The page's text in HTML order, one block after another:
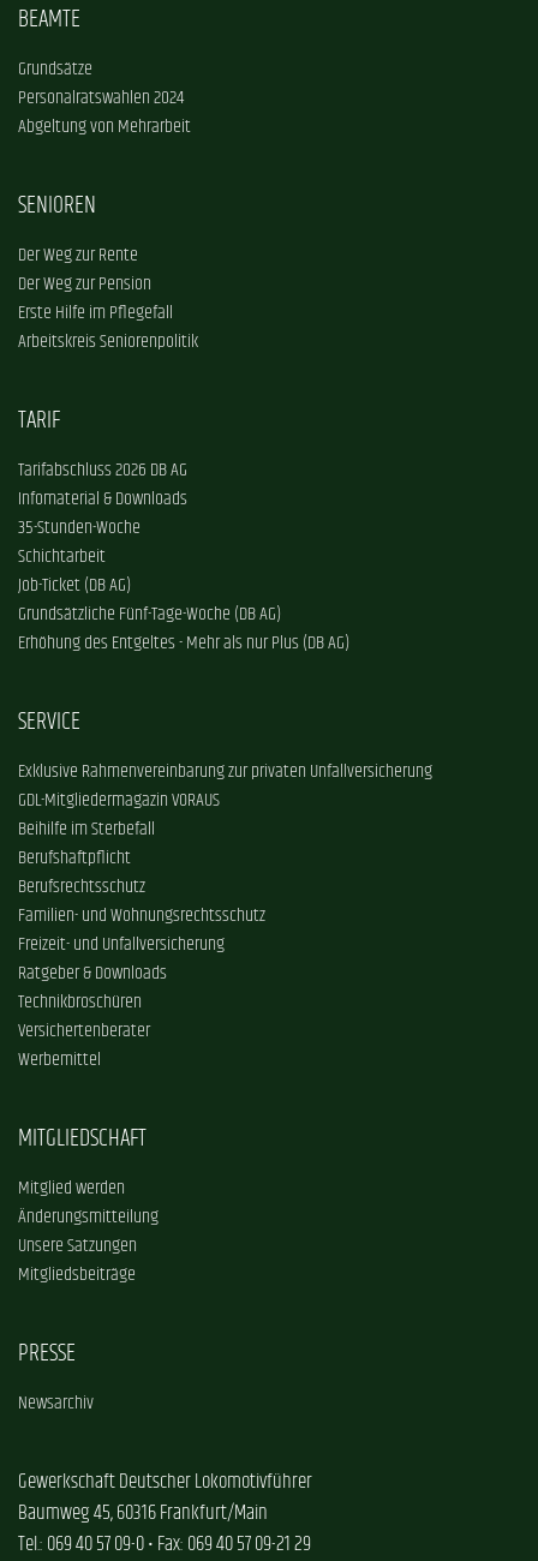
BEAMTE
Grundsätze
Personalratswahlen 2024
Abgeltung von Mehrarbeit
SENIOREN
Der Weg zur Rente
Der Weg zur Pension
Erste Hilfe im Pflegefall
Arbeitskreis Seniorenpolitik
TARIF
Tarifabschluss 2026 DB AG
Infomaterial & Downloads
35-Stunden-Woche
Schichtarbeit
Job-Ticket (DB AG)
Grundsätzliche Fünf-Tage-Woche (DB AG)
Erhöhung des Entgeltes - Mehr als nur Plus (DB AG)
SERVICE
Exklusive Rahmenvereinbarung zur privaten Unfallversicherung
GDL-Mitgliedermagazin VORAUS
Beihilfe im Sterbefall
Berufshaftpflicht
Berufsrechtsschutz
Familien- und Wohnungsrechtsschutz
Freizeit- und Unfallversicherung
Ratgeber & Downloads
Technikbroschüren
Versichertenberater
Werbemittel
MITGLIEDSCHAFT
Mitglied werden
Änderungsmitteilung
Unsere Satzungen
Mitgliedsbeiträge
PRESSE
Newsarchiv
Gewerkschaft Deutscher Lokomotivführer
Baumweg 45, 60316 Frankfurt/Main
Tel.: 069 40 57 09-0 • Fax: 069 40 57 09-21 29